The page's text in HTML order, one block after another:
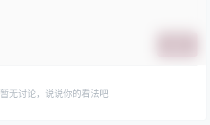
暂无讨论，说说你的看法吧